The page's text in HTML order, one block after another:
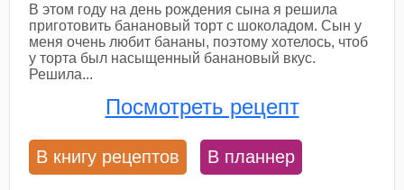
В этом году на день рождения сына я решила
приготовить банановый торт с шоколадом. Сын у
меня очень любит бананы, поэтому хотелось, чтоб
у торта был насыщенный банановый вкус.
Решила...
Посмотреть рецепт
В книгу рецептов В планнер